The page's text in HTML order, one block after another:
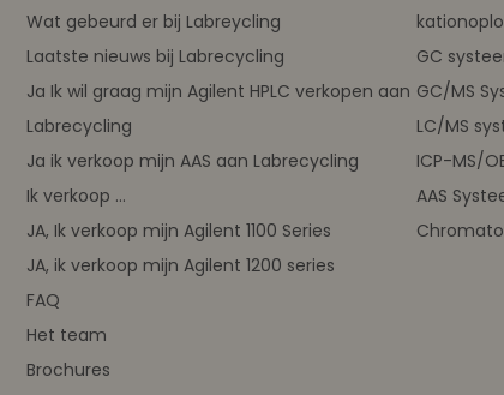
Wat gebeurd er bij Labreycling
Laatste nieuws bij Labrecycling
Ja Ik wil graag mijn Agilent HPLC verkopen aan
Labrecycling
Ja ik verkoop mijn AAS aan Labrecycling
Ik verkoop ...
JA, Ik verkoop mijn Agilent 1100 Series
JA, ik verkoop mijn Agilent 1200 series
FAQ
Het team
Brochures
GC
GC/MS
LC/MS
ICP-MS/
AAS